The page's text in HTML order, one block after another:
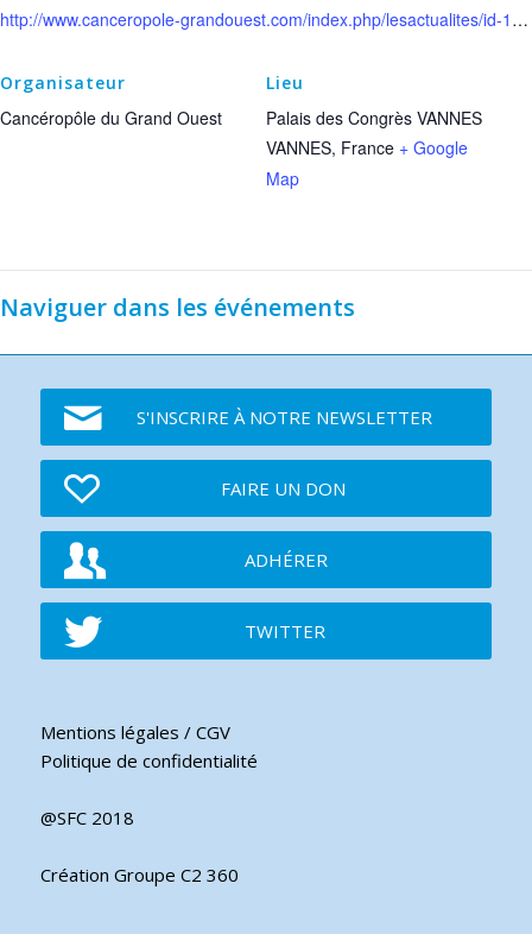
http://www.canceropole-grandouest.com/index.php/lesactualites/id-17emes-journees-du-canceropole-grand-ouest-29-30-juin-2023.html
Lieu
Palais des Congrès VANNES
VANNES, France + Google
Map
Organisateur
Cancéropôle du Grand Ouest
Naviguer dans les événements
S'INSCRIRE À NOTRE NEWSLETTER
FAIRE UN DON
ADHÉRER
TWITTER
Mentions légales / CGV
Politique de confidentialité
@SFC 2018
Création Groupe C2 360